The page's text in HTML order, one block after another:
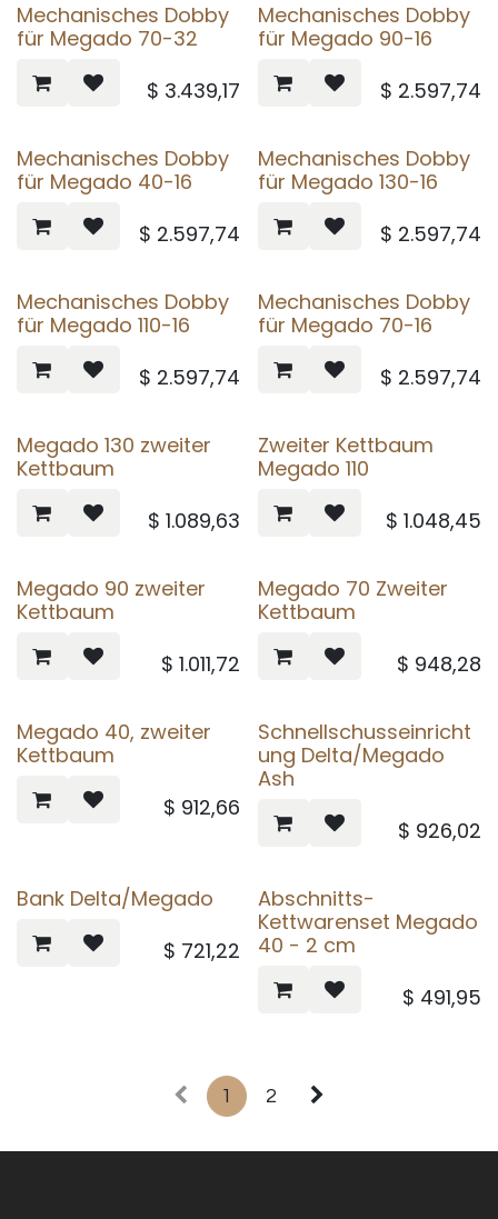
Mechanisches Dobby
für Megado 70-32
$ 3.439,17
Mechanisches Dobby
für Megado 90-16
$ 2.597,74
Mechanisches Dobby
für Megado 40-16
$ 2.597,74
Mechanisches Dobby
für Megado 130-16
$ 2.597,74
Mechanisches Dobby
für Megado 110-16
$ 2.597,74
Mechanisches Dobby
für Megado 70-16
$ 2.597,74
Megado 130 zweiter
Kettbaum
$ 1.089,63
Zweiter Kettbaum
Megado 110
$ 1.048,45
Megado 90 zweiter
Kettbaum
$ 1.011,72
Megado 70 Zweiter
Kettbaum
$ 948,28
Megado 40, zweiter
Kettbaum
$ 912,66
Schnellschusseinricht
ung Delta/Megado
Ash
$ 926,02
Bank Delta/Megado
$ 721,22
Abschnitts-
Kettwarenset Megado
40 - 2 cm
$ 491,95
1 2